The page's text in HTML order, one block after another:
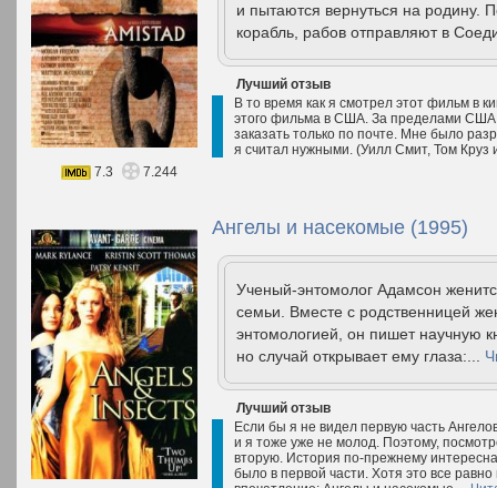
и пытаются вернуться на родину.
корабль, рабов отправляют в
Лучший отзыв
В то время как я смотрел этот фильм в
этого фильма в США. За пределами
заказать только по почте. Мне было
я считал нужными. (Уилл Смит, Том Круз
7.3
7.244
Ангелы и насекомые (1995)
Ученый-энтомолог Адамсон
семьи. Вместе с родственницей
энтомологией, он пишет научную
но случай открывает ему глаза:...
Лучший отзыв
Если бы я не видел первую часть
и я тоже уже не молод. Поэтому,
вторую. История по-прежнему
было в первой части. Хотя это все